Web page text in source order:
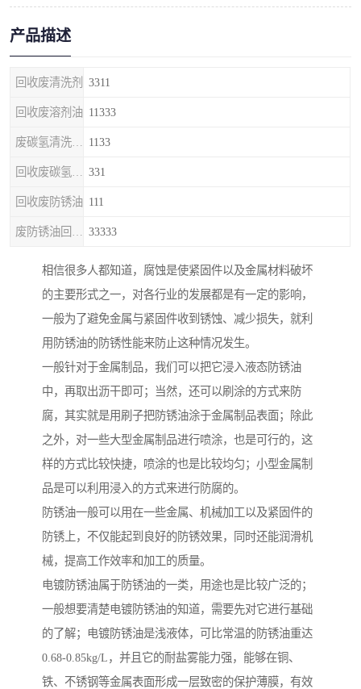
产品描述
回收废清洗剂 3311
回收废溶剂油 11333
1133
331
回收废防锈油 111
33333
相信很多人都知道，腐蚀是使紧固件以及金属材料破坏
的主要形式之一，对各行业的发展都是有一定的影响，
一般为了避免金属与紧固件收到锈蚀、减少损失，就利
用防锈油的防锈性能来防止这种情况发生。
一般针对于金属制品，我们可以把它浸入液态防锈油
中，再取出沥干即可；当然，还可以刷涂的方式来防
腐，其实就是用刷子把防锈油涂于金属制品表面；除此
之外，对一些大型金属制品进行喷涂，也是可行的，这
样的方式比较快捷，喷涂的也是比较均匀；小型金属制
品是可以利用浸入的方式来进行防腐的。
防锈油一般可以用在一些金属、机械加工以及紧固件的
防锈上，不仅能起到良好的防锈效果，同时还能润滑机
械，提高工作效率和加工的质量。
电镀防锈油属于防锈油的一类，用途也是比较广泛的；
一般想要清楚电镀防锈油的知道，需要先对它进行基础
的了解；电镀防锈油是浅液体，可比常温的防锈油重达
0.68-0.85kg/L，并且它的耐盐雾能力强，能够在铜、
铁、不锈钢等金属表面形成一层致密的保护薄膜，有效